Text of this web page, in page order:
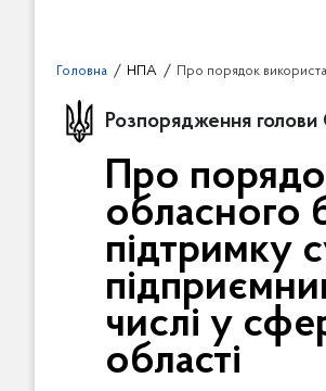
Головна НПА Про порядок використання у 2021 році коштів обласного бюджету,
Розпорядження
Про
обласного
підтримку
числі у
області